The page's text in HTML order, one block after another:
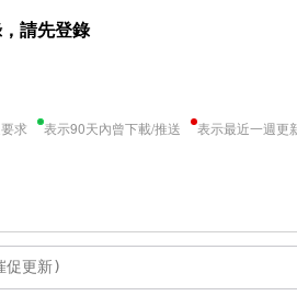
請先登錄
求 表示90天內曾下載/推送 表示最近一週更